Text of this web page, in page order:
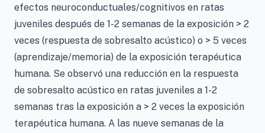
efectos neuroconductuales/cognitivos en ratas
juveniles después de 1-2 semanas de la exposición > 2
veces (respuesta de sobresalto acústico) o > 5 veces
(aprendizaje/memoria) de la exposición terapéutica
humana. Se observó una reducción en la respuesta
de sobresalto acústico en ratas juveniles a 1-2
semanas tras la exposición a > 2 veces la exposición
terapéutica humana. A las nueve semanas de la